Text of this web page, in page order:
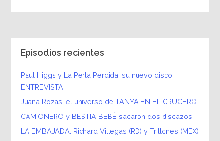
Episodios recientes
Paul Higgs y La Perla Perdida, su nuevo disco
ENTREVISTA
Juana Rozas: el universo de TANYA EN EL CRUCERO
CAMIONERO y BESTIA BEBÉ sacaron dos discazos
LA EMBAJADA: Richard Villegas (RD) y Trillones (MEX)